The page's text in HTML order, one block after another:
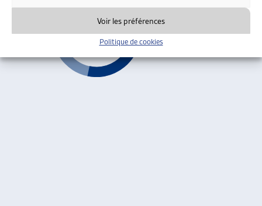
Voir les préférences
Politique de cookies